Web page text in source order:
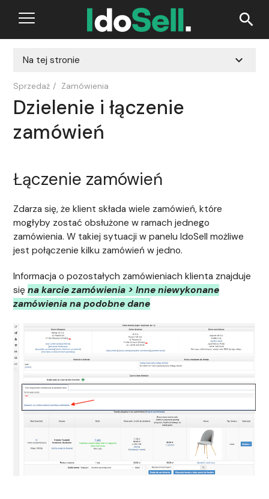
search
Na tej stronie expand_more
Sprzedaż / Zamówienia
Dzielenie i łączenie
zamówień
Łączenie zamówień
Zdarza się, że klient składa wiele zamówień, które
mogłyby zostać obsłużone w ramach jednego
zamówienia. W takiej sytuacji w panelu IdoSell możliwe
jest połączenie kilku zamówień w jedno.
Informacja o pozostałych zamówieniach klienta znajduje
sięna karcie zamówienia > Inne niewykonane
zamówienia na podobne dane